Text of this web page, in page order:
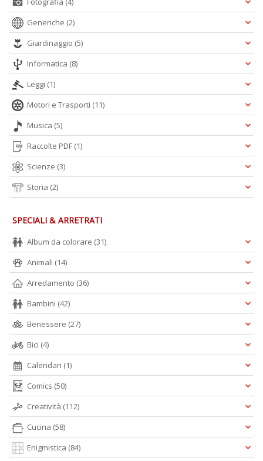
Generiche (2)
Giardinaggio (5)
Informatica (8)
Leggi (1)
Motori e Trasporti (11)
Musica (5)
Raccolte PDF (1)
Scienze (3)
Storia (2)
SPECIALI & ARRETRATI
Album da colorare (31)
Animali (14)
Arredamento (36)
Bambini (42)
Benessere (27)
Bici (4)
Calendari (1)
Comics (50)
Creatività (112)
Cucina (58)
Enigmistica (84)